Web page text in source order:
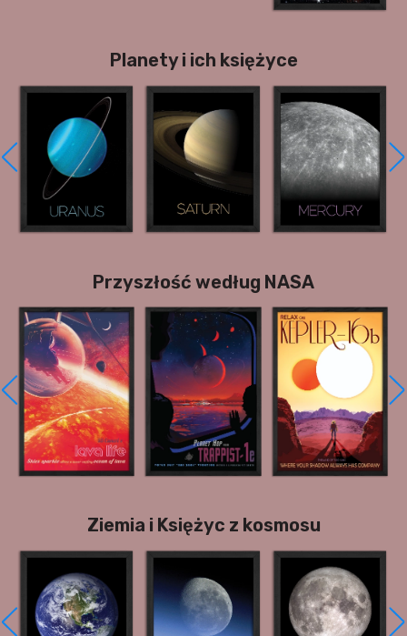
Planety i ich księżyce
Przyszłość według NASA
Ziemia i Księżyc z kosmosu